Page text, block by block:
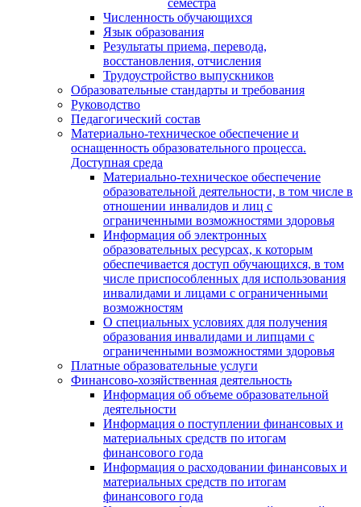
семестра
Численность обучающихся
Язык образования
Результаты приема, перевода,
восстановления, отчисления
Трудоустройство выпускников
Образовательные стандарты и требования
Руководство
Педагогический состав
Материально-техническое обеспечение и
оснащенность образовательного процесса.
Доступная среда
Материально-техническое обеспечение
образовательной деятельности, в том числе в
отношении инвалидов и лиц с
ограниченными возможностями здоровья
Информация об электронных
образовательных ресурсах, к которым
обеспечивается доступ обучающихся, в том
числе приспособленных для использования
инвалидами и лицами с ограниченными
возможностям
О специальных условиях для получения
образования инвалидами и липцами с
ограниченными возможностями здоровья
Платные образовательные услуги
Финансово-хозяйственная деятельность
Информация об объеме образовательной
деятельности
Информация о поступлении финансовых и
материальных средств по итогам
финансового года
Информация о расходовании финансовых и
материальных средств по итогам
финансового года